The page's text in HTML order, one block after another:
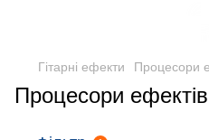
Гітарні ефекти Процесори
Процесори